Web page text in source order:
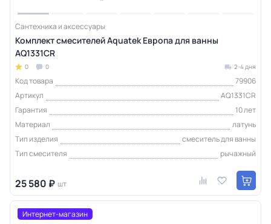
Сантехника и аксессуары
Комплект смесителей Aquatek Европа для ванны
AQ1331CR
0 0 2-4 дня
Код товара
79906
Артикул
AQ1331CR
Гарантия
10 лет
Материал
латунь
Тип изделия
смеситель для ванны
Тип смесителя
рычажный
25 580 ₽ шт
Интернет-магазин